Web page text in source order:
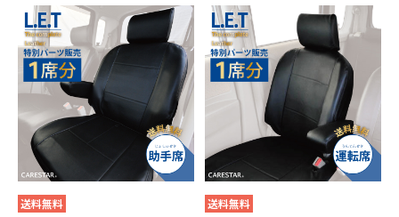
送料無料 送料無料